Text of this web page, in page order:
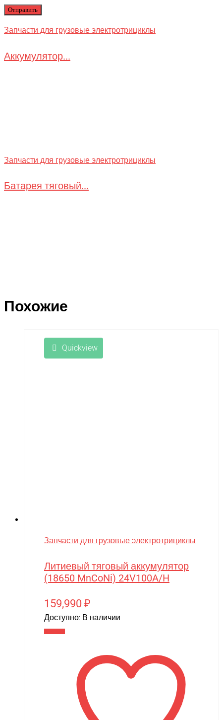
Запчасти для грузовые электротрициклы
Аккумулятор...
Запчасти для грузовые электротрициклы
Батарея тяговый...
Похожие
Quickview
Запчасти для грузовые электротрициклы
Литиевый тяговый аккумулятор
(18650 MnCoNi) 24V100A/H
159,990 ₽
Доступно: В наличии